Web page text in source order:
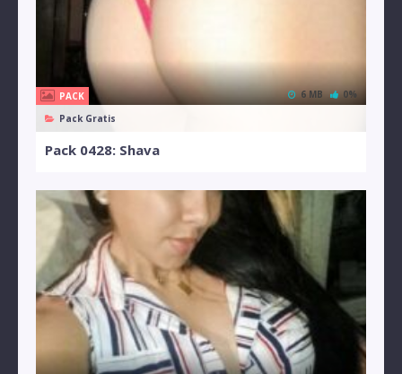
PACK
Pack Gratis
6 MB 0%
Pack 0428: Shava